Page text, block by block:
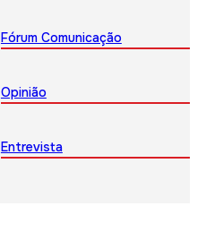
Fórum Comunicação
Opinião
Entrevista